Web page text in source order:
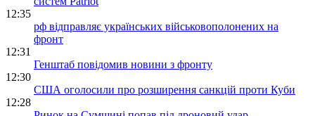
12:35
рф відправляє українських військовополонених на
фронт
12:31
Генштаб повідомив новини з фронту
12:30
США оголосили про розширення санкцій проти Куби
12:28